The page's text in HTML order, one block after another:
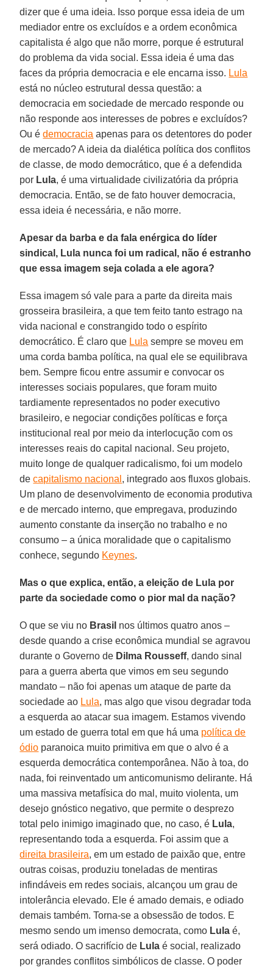
dizer que é uma ideia. Isso porque essa ideia de um
mediador entre os excluídos e a ordem econômica
capitalista é algo que não morre, porque é estrutural
do problema da vida social. Essa ideia é uma das
faces da própria democracia e ele encarna isso. Lula
está no núcleo estrutural dessa questão: a
democracia em sociedade de mercado responde ou
não responde aos interesses de pobres e excluídos?
Ou édemocracia apenas para os detentores do poder
de mercado? A ideia da dialética política dos conflitos
de classe, de modo democrático, que é a defendida
por Lula, é uma virtualidade civilizatória da própria
democracia. Então, se de fato houver democracia,
essa ideia é necessária, e não morre.
Apesar da barba e da fala enérgica do líder
sindical, Lula nunca foi um radical, não é estranho
que essa imagem seja colada a ele agora?
Essa imagem só vale para a parte da direita mais
grosseira brasileira, a que tem feito tanto estrago na
vida nacional e constrangido todo o espírito
democrático. É claro que Lula sempre se moveu em
uma corda bamba política, na qual ele se equilibrava
bem. Sempre ficou entre assumir e convocar os
interesses sociais populares, que foram muito
tardiamente representados no poder executivo
brasileiro, e negociar condições políticas e força
institucional real por meio da interlocução com os
interesses reais do capital nacional. Seu projeto,
muito longe de qualquer radicalismo, foi um modelo
decapitalismo nacional , integrado aos fluxos globais.
Um plano de desenvolvimento de economia produtiva
e de mercado interno, que empregava, produzindo
aumento constante da inserção no trabalho e no
consumo – a única moralidade que o capitalismo
conhece, segundo Keynes.
Mas o que explica, então, a eleição de Lula por
parte da sociedade como o pior mal da nação?
O que se viu no Brasil nos últimos quatro anos –
desde quando a crise econômica mundial se agravou
durante o Governo de Dilma Rousseff, dando sinal
para a guerra aberta que vimos em seu segundo
mandato – não foi apenas um ataque de parte da
sociedade ao Lula, mas algo que visou degradar toda
a esquerda ao atacar sua imagem. Estamos vivendo
um estado de guerra total em que há uma política de
ódio paranoica muito primitiva em que o alvo é a
esquerda democrática contemporânea. Não à toa, do
nada, foi reinventado um anticomunismo delirante. Há
uma massiva metafísica do mal, muito violenta, um
desejo gnóstico negativo, que permite o desprezo
total pelo inimigo imaginado que, no caso, é Lula,
representando toda a esquerda. Foi assim que a
direita brasileira, em um estado de paixão que, entre
outras coisas, produziu toneladas de mentiras
infindáveis em redes sociais, alcançou um grau de
intolerância elevado. Ele é amado demais, e odiado
demais também. Torna-se a obsessão de todos. E
mesmo sendo um imenso democrata, como Lula é,
será odiado. O sacrifício de Lula é social, realizado
por grandes conflitos simbólicos de classe. O poder